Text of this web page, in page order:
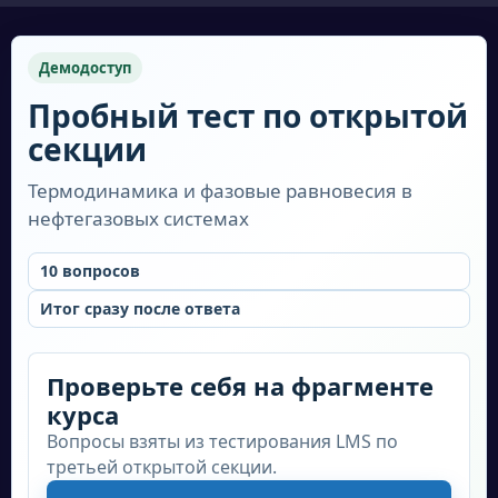
области разработки эксплуатации нефтяных
Текст перечисления
Разработка и реализация технических
решений для добычи нефти и газа.
Оценка и анализ геологических данных
для определения оптимальных методов
добычи.
Проектирование и строительство
Мониторинг и обслуживание
оборудования для добычи нефти и газа.
Управление рисками и обеспечение
Демодоступ
Пробный тест по открытой
секции
Термодинамика и фазовые равновесия в
нефтегазовых системах
10 вопросов
Итог сразу после ответа
Проверьте себя на фрагменте
курса
Вопросы взяты из тестирования LMS по
третьей открытой секции.